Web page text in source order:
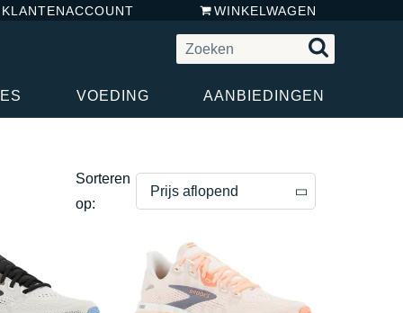
WINKELWAGEN
VOEDING AANBIEDINGEN
Sorteren
op:
Prijs aflopend
Prijs oplopend